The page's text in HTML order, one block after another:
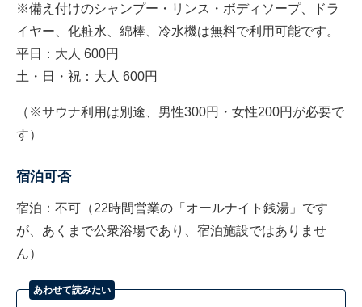
※備え付けのシャンプー・リンス・ボディソープ、ドラ
イヤー、化粧水、綿棒、冷水機は無料で利用可能です。
平日：大人 600円
土・日・祝：大人 600円
（※サウナ利用は別途、男性300円・女性200円が必要で
す）
宿泊可否
宿泊：不可（22時間営業の「オールナイト銭湯」です
が、あくまで公衆浴場であり、宿泊施設ではありませ
ん）
あわせて読みたい